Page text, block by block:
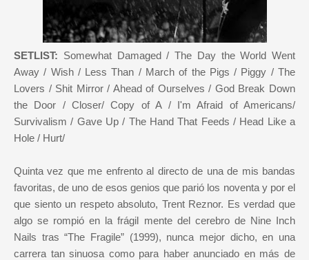
SETLIST: Somewhat Damaged / The Day the World Went
Away / Wish / Less Than / March of the Pigs / Piggy / The
Lovers / Shit Mirror / Ahead of Ourselves / God Break Down
the Door / Closer/ Copy of A / I'm Afraid of Americans/
Survivalism / Gave Up / The Hand That Feeds / Head Like a
Hole / Hurt/
Quinta vez que me enfrento al directo de una de mis bandas
favoritas, de uno de esos genios que parió los noventa y por el
que siento un respeto absoluto, Trent Reznor. Es verdad que
algo se rompió en la frágil mente del cerebro de Nine Inch
Nails tras “The Fragile” (1999), nunca mejor dicho, en una
carrera tan sinuosa como para haber anunciado en más de